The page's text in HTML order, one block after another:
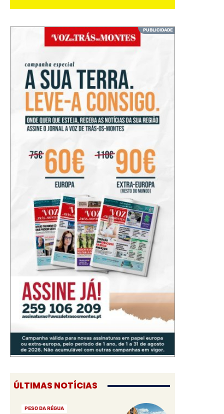
ÚLTIMAS NOTÍCIAS
PESO DA RÉGUA